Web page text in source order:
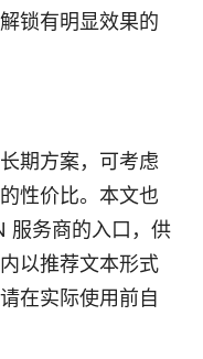
锁有明显效果的
期方案，可考虑
性价比。本文也
服务商的入口，供
以推荐文本形式
在实际使用前自